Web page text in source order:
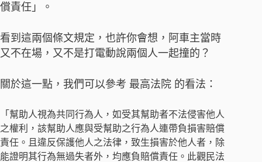
償責任」。
看到這兩個條文規定，也許你會想，阿車主當時
又不在場，又不是打電動說兩個人一起撞的？
關於這一點，我們可以參考 最高法院 的看法：
「幫助人視為共同行為人，如受其幫助者不法侵害他人
之權利，該幫助人應與受幫助之行為人連帶負損害賠償
責任。且違反保護他人之法律，致生損害於他人者，除
能證明其行為無過失者外，均應負賠償責任。此觀民法